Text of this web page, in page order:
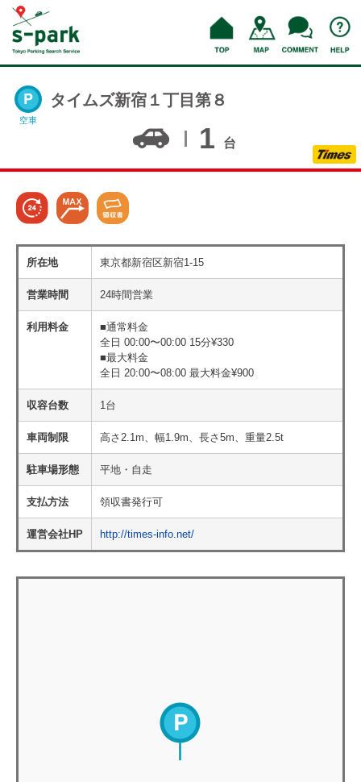
空車
タイムズ新宿１丁目第８
1 台
所在地 東京都新宿区新宿1-15
営業時間 24時間営業
利用料金
■通常料金
全日 00:00〜00:00 15分¥330
■最大料金
全日 20:00〜08:00 最大料金¥900
収容台数 1台
車両制限 高さ2.1m、幅1.9m、長さ5m、重量2.5t
駐車場形態 平地・自走
支払方法 領収書発行可
運営会社HP http://times-info.net/